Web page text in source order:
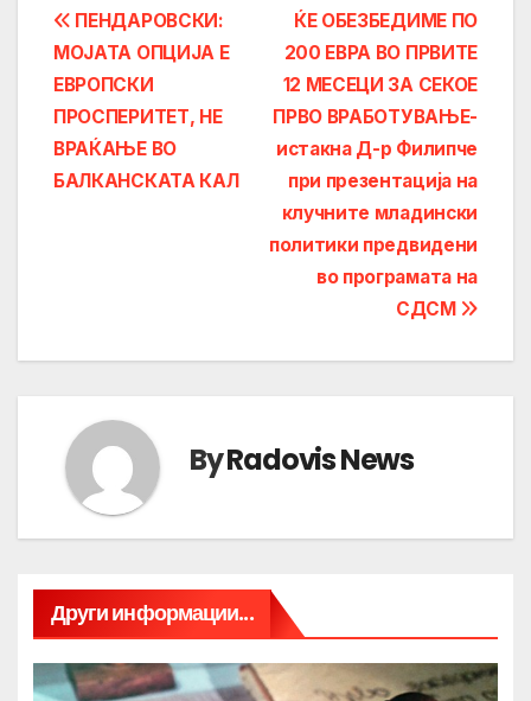
Post
navigation
ЌЕ ОБЕЗБЕДИМЕ ПО
200 ЕВРА ВО ПРВИТЕ
12 МЕСЕЦИ ЗА СЕКОЕ
ПРВО ВРАБОТУВАЊЕ-
истакна Д-р Филипче
при презентација на
клучните младински
политики предвидени
во програмата на
СДСМ
ПЕНДАРОВСКИ:
МОЈАТА ОПЦИЈА Е
ЕВРОПСКИ
ПРОСПЕРИТЕТ, НЕ
ВРАЌАЊЕ ВО
БАЛКАНСКАТА КАЛ
ByRadovis News
Други информации...